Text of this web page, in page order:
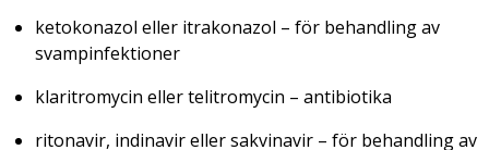
ketokonazol eller itrakonazol – för behandling av
svampinfektioner
klaritromycin eller telitromycin – antibiotika
ritonavir, indinavir eller sakvinavir – för behandling av